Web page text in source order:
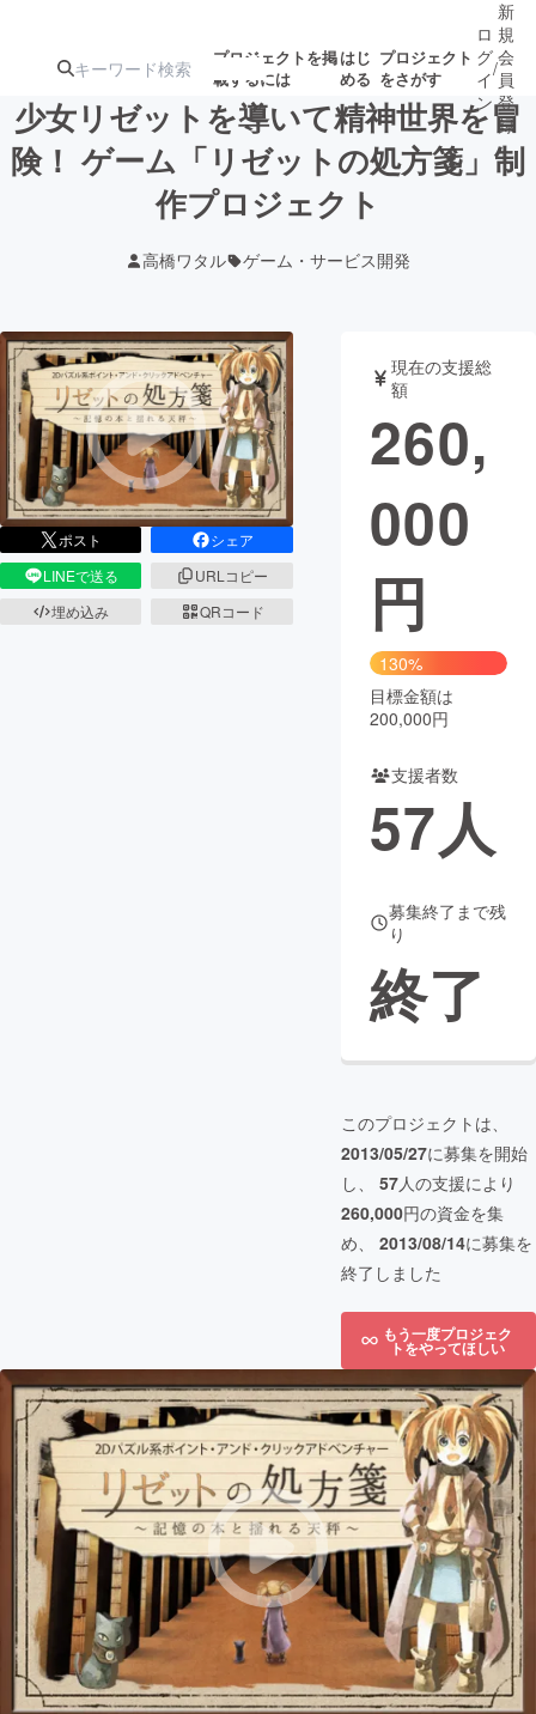
プロジェクトを掲
載するには
はじ
める
プロジェクト
をさがす
注目のリ 注目の新着プロ 募集終了が近いプ
テクノロジー・ガジェット
映像・映画 書籍・雑誌
ビジネス・起業 チャレンジ
まちづくり・地域活性化
CAMPFIRE Creation
コミュニティ
ロ
グ
イ
ン
/
新
規
会
員
登
録
少女リゼットを導いて精神世界を冒
険！ ゲーム「リゼットの処方箋」制
作プロジェクト
高橋ワタル ゲーム・サービス開発
ポスト
シェア
LINEで送る
URLコピー
埋め込み
QRコード
現在の支援総
額
260,
000
円
130%
目標金額は
200,000円
支援者数
57人
募集終了まで残
り
終了
このプロジェクトは、
2013/05/27に募集を開始
し、 57人の支援により
260,000円の資金を集
め、 2013/08/14に募集を
終了しました
もう一度プロジェク
トをやってほしい